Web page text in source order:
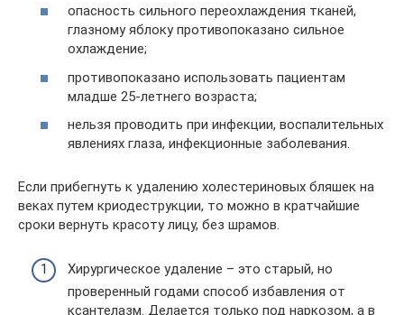
опасность сильного переохлаждения тканей,
глазному яблоку противопоказано сильное
охлаждение;
противопоказано использовать пациентам
младше 25-летнего возраста;
нельзя проводить при инфекции, воспалительных
явлениях глаза, инфекционные заболевания.
Если прибегнуть к удалению холестериновых бляшек на
веках путем криодеструкции, то можно в кратчайшие
сроки вернуть красоту лицу, без шрамов.
Хирургическое удаление – это старый, но
проверенный годами способ избавления от
ксантелазм. Делается только под наркозом, а в